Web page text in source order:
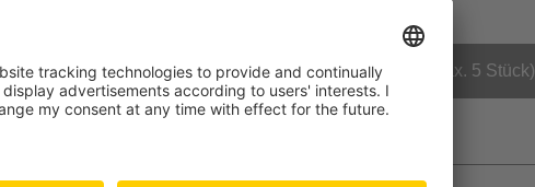
gratis Muster bestellen (max. 5 Stück)